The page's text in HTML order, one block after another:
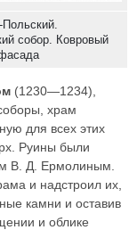
собор. Ковровый
(1230—1234),
храм
для всех этих
Руины были
В. Д. Ермолиным.
и надстроил их,
камни и оставив
и облике